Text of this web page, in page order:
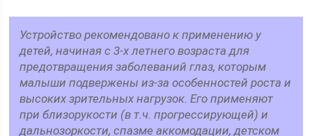
Устройство рекомендовано к применению у
детей, начиная с 3-х летнего возраста для
предотвращения заболеваний глаз, которым
малыши подвержены из-за особенностей роста и
высоких зрительных нагрузок. Его применяют
при близорукости (в т.ч. прогрессирующей) и
дальнозоркости, спазме аккомодации, детском